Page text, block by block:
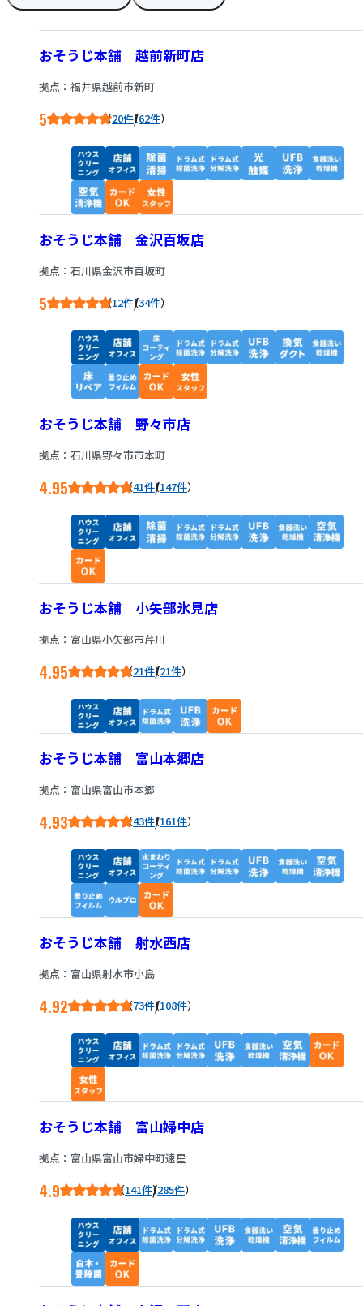
おそうじ本舗 越前新町店
拠点：福井県越前市新町
5 20件/62件
おそうじ本舗 金沢百坂店
拠点：石川県金沢市百坂町
5 12件/34件
おそうじ本舗 野々市店
拠点：石川県野々市市本町
4.95 41件/147件
おそうじ本舗 小矢部氷見店
拠点：富山県小矢部市芹川
4.95 21件/21件
おそうじ本舗 富山本郷店
拠点：富山県富山市本郷
4.93 43件/161件
おそうじ本舗 射水西店
拠点：富山県射水市小島
4.92 73件/108件
おそうじ本舗 富山婦中店
拠点：富山県富山市婦中町速星
4.9 141件/285件